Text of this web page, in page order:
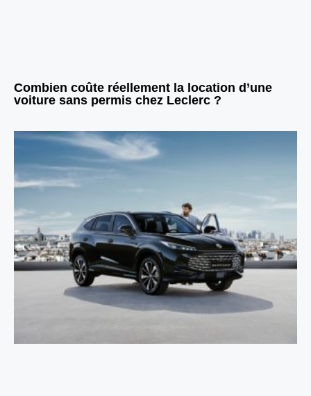
Combien coûte réellement la location d’une
voiture sans permis chez Leclerc ?